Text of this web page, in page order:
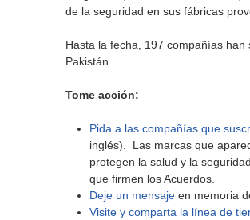
de la seguridad en sus fábricas
Hasta la fecha, 197 compañías
Pakistán.
Tome acción:
Pida a las compañías que
inglés). Las marcas que
protegen la salud y la
que firmen los Acuerdos.
Deje un mensaje en memoria
Visite y comparta la línea de